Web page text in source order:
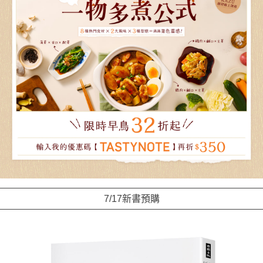
7/17新書預購